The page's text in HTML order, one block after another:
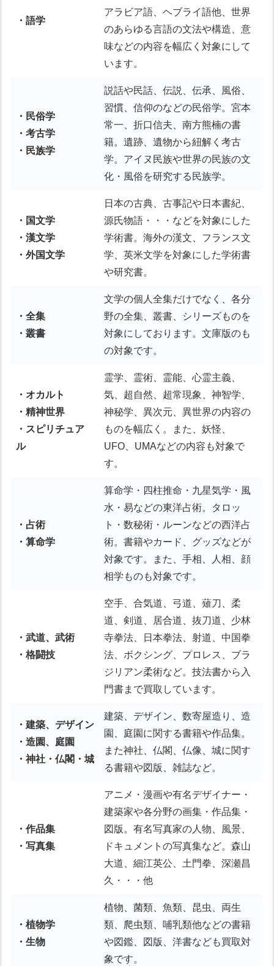
・語学
アラビア語、ヘブライ語他、世界
のあらゆる言語の文法や構造、意
味などの内容を幅広く対象にして
います。
・民俗学
・考古学
・民族学
説話や民話、伝説、伝承、風俗、
習慣、信仰のなどの民俗学。宮本
常一、折口信夫、南方熊楠の書
籍。遺跡、遺物から紐解く考古
学。アイヌ民族や世界の民族の文
化・風俗を研究する民族学。
・国文学
・漢文学
・外国文学
日本の古典、古事記や日本書紀、
源氏物語・・・などを対象にした
学術書。海外の漢文、フランス文
学、英米文学を対象にした学術書
や研究書。
・全集
・叢書
文学の個人全集だけでなく、各分
野の全集、叢書、シリーズものを
対象にしております。文庫版のも
の対象です。
・オカルト
・精神世界
・スピリチュア
ル
霊学、霊術、霊能、心霊主義、
気、超自然、超常現象、神智学、
神秘学、異次元、異世界の内容の
ものを幅広く。また、妖怪、
UFO、UMAなどの内容も対象で
す。
・占術
・算命学
算命学・四柱推命・九星気学・風
水・易などの東洋占術。タロッ
ト・数秘術・ルーンなどの西洋占
術。書籍やカード、グッズなどが
対象です。また、手相、人相、顔
相学ものも対象です。
・武道、武術
・格闘技
空手、合気道、弓道、薙刀、柔
道、剣道、居合道、抜刀道、少林
寺拳法、日本拳法、射道、中国拳
法、ボクシング、プロレス、ブラ
ジリアン柔術など。技法書から入
門書まで買取しています。
・建築、デザイン
・造園、庭園
・神社・仏閣・城
建築、デザイン、数寄屋造り、造
園、庭園に関する書籍や作品集。
また神社、仏閣、仏像、城に関す
る書籍や図版、雑誌など。
・作品集
・写真集
アニメ・漫画や有名デザイナー・
建築家や各分野の画集・作品集・
図版。有名写真家の人物、風景、
ドキュメントの写真集など。森山
大道、細江英公、土門拳、深瀬昌
久・・・他
・植物学
・生物
植物、菌類、魚類、昆虫、両生
類、爬虫類、哺乳類他などの書籍
や図鑑、図版、洋書なども買取対
象です。